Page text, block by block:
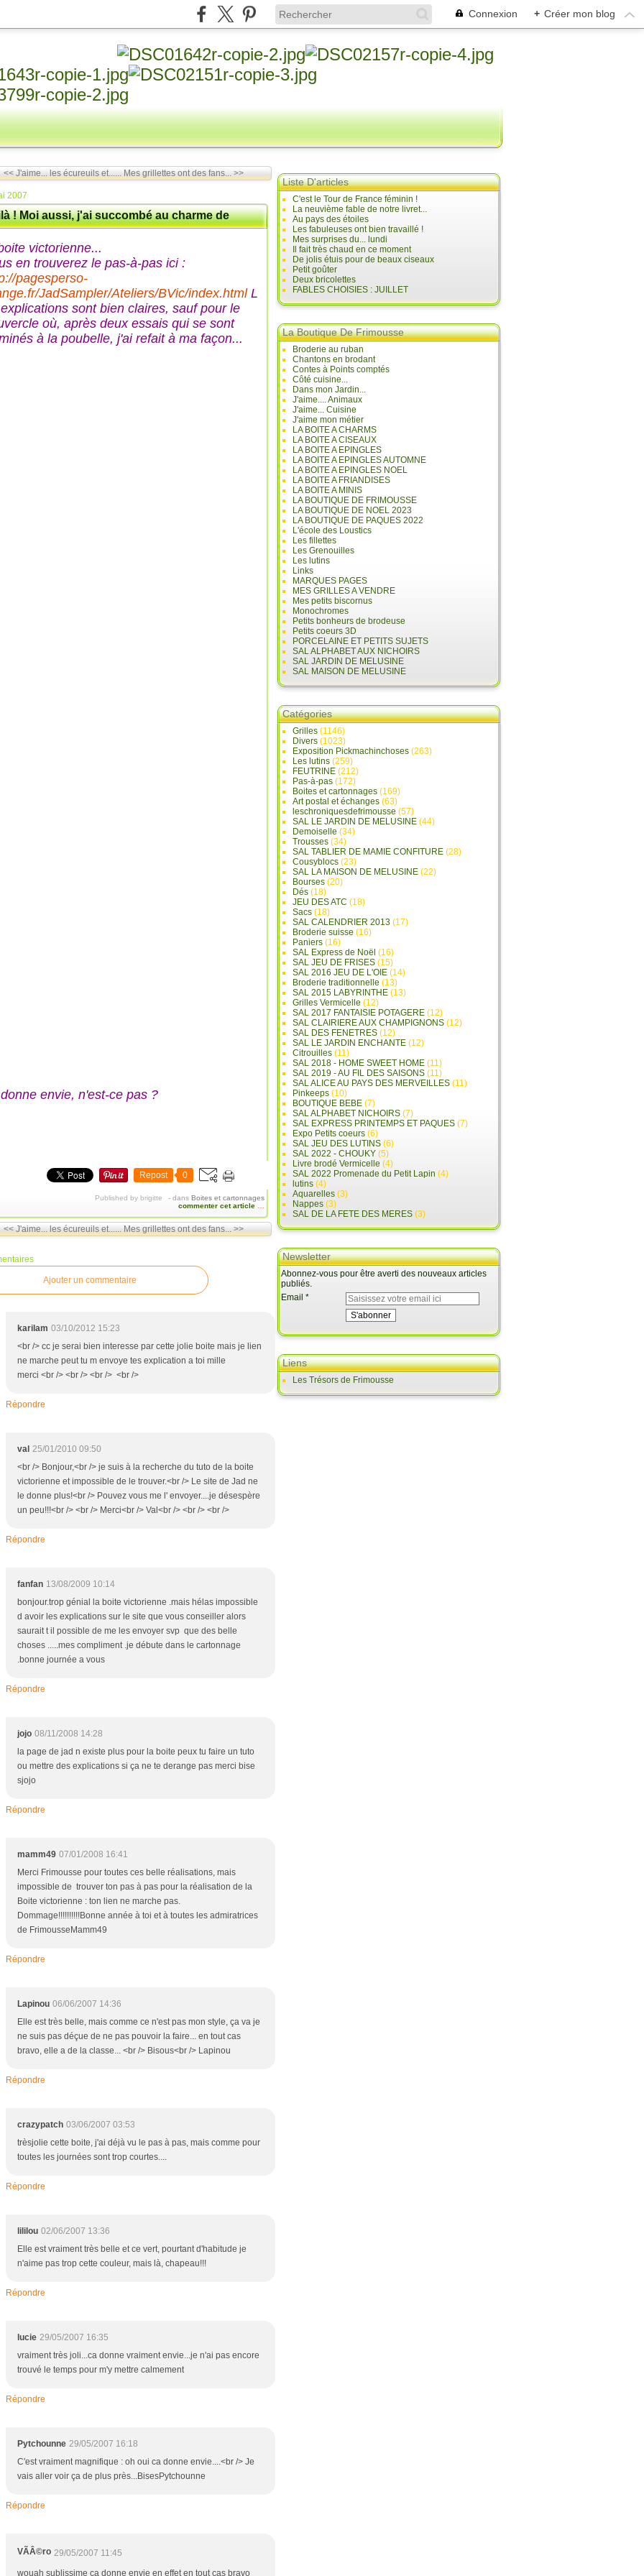
Connexion + Créer mon blog
<< J'aime... les écureuils et...... Mes grillettes ont des fans... >>
2007
! Moi aussi, j'ai succombé au charme de
victorienne...
en trouverez le pas-à-pas ici :
pagesperso-
JadSampler/Ateliers/BVic/index.htmlL
sont bien claires, sauf pour le
où, après deux essais qui se sont
à la poubelle, j'ai refait à ma façon...
envie, n'est-ce pas ?
Repost 0
Published by brigitte - dans Boites et cartonnages
commenter cet article
<< J'aime... les écureuils et...... Mes grillettes ont des fans... >>
Ajouter un commentaire
karilam 03/10/2012 15:23
<br /> cc je serai bien interesse par cette jolie boite mais je lien
ne marche peut tu m envoye tes explication a toi mille
merci <br /> <br /> <br /> <br />
Répondre
val 25/01/2010 09:50
<br /> Bonjour,<br /> je suis à la recherche du tuto de la boite
victorienne et impossible de le trouver.<br /> Le site de Jad ne
le donne plus!<br /> Pouvez vous me l' envoyer....je désespère
un peu!!!<br /> <br /> Merci<br /> Val<br /> <br /> <br />
Répondre
fanfan 13/08/2009 10:14
bonjour.trop génial la boite victorienne .mais hélas impossible
d avoir les explications sur le site que vous conseiller alors
saurait t il possible de me les envoyer svp que des belle
choses .....mes compliment .je débute dans le cartonnage
.bonne journée a vous
Répondre
jojo 08/11/2008 14:28
la page de jad n existe plus pour la boite peux tu faire un tuto
ou mettre des explications si ça ne te derange pas merci bise
sjojo
Répondre
mamm49 07/01/2008 16:41
Merci Frimousse pour toutes ces belle réalisations, mais
impossible de trouver ton pas à pas pour la réalisation de la
Boite victorienne : ton lien ne marche pas.
Dommage!!!!!!!!!!Bonne année à toi et à toutes les admiratrices
de FrimousseMamm49
Répondre
Lapinou 06/06/2007 14:36
Elle est très belle, mais comme ce n'est pas mon style, ça va je
ne suis pas déçue de ne pas pouvoir la faire... en tout cas
bravo, elle a de la classe... <br /> Bisous<br /> Lapinou
Répondre
crazypatch 03/06/2007 03:53
trèsjolie cette boite, j'ai déjà vu le pas à pas, mais comme pour
toutes les journées sont trop courtes....
Répondre
lililou 02/06/2007 13:36
Elle est vraiment très belle et ce vert, pourtant d'habitude je
n'aime pas trop cette couleur, mais là, chapeau!!!
Répondre
lucie 29/05/2007 16:35
vraiment très joli...ca donne vraiment envie...je n'ai pas encore
trouvé le temps pour m'y mettre calmement
Répondre
Pytchounne 29/05/2007 16:18
C'est vraiment magnifique : oh oui ca donne envie....<br /> Je
vais aller voir ça de plus près...BisesPytchounne
Répondre
VÃÂ©ro 29/05/2007 11:45
wouah sublissime ça donne envie en effet en tout cas bravo
Liste D'articles
C'est le Tour de France féminin !
La neuvième fable de notre livret...
Au pays des étoiles
Les fabuleuses ont bien travaillé !
Mes surprises du... lundi
Il fait très chaud en ce moment
De jolis étuis pour de beaux ciseaux
Petit goûter
Deux bricolettes
FABLES CHOISIES : JUILLET
La Boutique De Frimousse
Broderie au ruban
Chantons en brodant
Contes à Points comptés
Côté cuisine...
Dans mon Jardin...
J'aime.... Animaux
J'aime... Cuisine
J'aime mon métier
LA BOITE A CHARMS
LA BOITE A CISEAUX
LA BOITE A EPINGLES
LA BOITE A EPINGLES AUTOMNE
LA BOITE A EPINGLES NOEL
LA BOITE A FRIANDISES
LA BOITE A MINIS
LA BOUTIQUE DE FRIMOUSSE
LA BOUTIQUE DE NOEL 2023
LA BOUTIQUE DE PAQUES 2022
L'école des Loustics
Les fillettes
Les Grenouilles
Les lutins
Links
MARQUES PAGES
MES GRILLES A VENDRE
Mes petits biscornus
Monochromes
Petits bonheurs de brodeuse
Petits coeurs 3D
PORCELAINE ET PETITS SUJETS
SAL ALPHABET AUX NICHOIRS
SAL JARDIN DE MELUSINE
SAL MAISON DE MELUSINE
Catégories
Grilles (1146)
Divers (1023)
Exposition Pickmachinchoses (263)
Les lutins (259)
FEUTRINE (212)
Pas-à-pas (172)
Boites et cartonnages (169)
Art postal et échanges (63)
leschroniquesdefrimousse (57)
SAL LE JARDIN DE MELUSINE (44)
Demoiselle (34)
Trousses (34)
SAL TABLIER DE MAMIE CONFITURE (28)
Cousyblocs (23)
SAL LA MAISON DE MELUSINE (22)
Bourses (20)
Dés (18)
JEU DES ATC (18)
Sacs (18)
SAL CALENDRIER 2013 (17)
Broderie suisse (16)
Paniers (16)
SAL Express de Noël (16)
SAL JEU DE FRISES (15)
SAL 2016 JEU DE L'OIE (14)
Broderie traditionnelle (13)
SAL 2015 LABYRINTHE (13)
Grilles Vermicelle (12)
SAL 2017 FANTAISIE POTAGERE (12)
SAL CLAIRIERE AUX CHAMPIGNONS (12)
SAL DES FENETRES (12)
SAL LE JARDIN ENCHANTE (12)
Citrouilles (11)
SAL 2018 - HOME SWEET HOME (11)
SAL 2019 - AU FIL DES SAISONS (11)
SAL ALICE AU PAYS DES MERVEILLES (11)
Pinkeeps (10)
BOUTIQUE BEBE (7)
SAL ALPHABET NICHOIRS (7)
SAL EXPRESS PRINTEMPS ET PAQUES (7)
Expo Petits coeurs (6)
SAL JEU DES LUTINS (6)
SAL 2022 - CHOUKY (5)
Livre brodé Vermicelle (4)
SAL 2022 Promenade du Petit Lapin (4)
lutins (4)
Aquarelles (3)
Nappes (3)
SAL DE LA FETE DES MERES (3)
Newsletter
Abonnez-vous pour être averti des nouveaux articles
publiés.
Email
Liens
Les Trésors de Frimousse